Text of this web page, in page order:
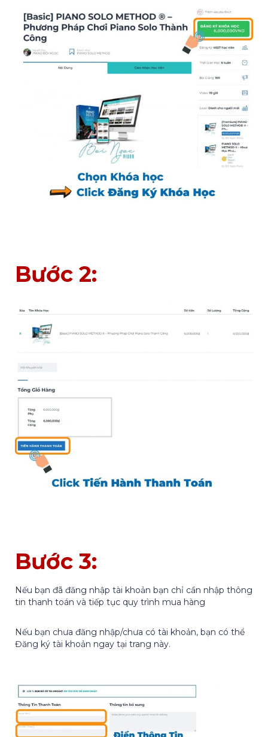
Bước 2:
Bước 3:
Nếu bạn đã đăng nhập tài khoản bạn chỉ cần nhập thông
tin thanh toán và tiếp tục quy trình mua hàng
Nếu bạn chưa đăng nhập/chưa có tài khoản, bạn có thể
Đăng ký tài khoản ngay tại trang này.